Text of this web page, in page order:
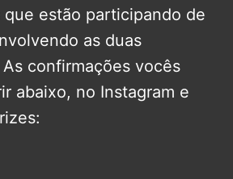
que estão participando de
as duas
confirmações vocês
abaixo, no Instagram e